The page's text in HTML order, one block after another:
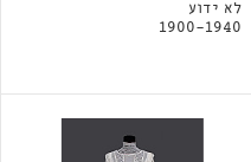
לא ידוע
1900-1940